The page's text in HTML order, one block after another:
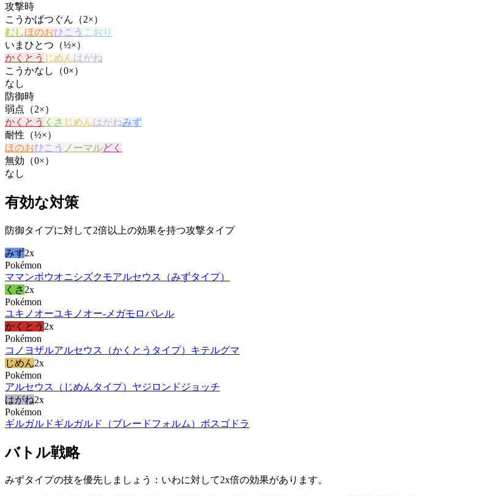
攻撃時
こうかばつぐん（2×）
むしほのおひこう こおり
いまひとつ（½×）
かくとう じめんはがね
こうかなし（0×）
なし
防御時
弱点（2×）
かくとう くさ じめんはがねみず
耐性（½×）
ほのおひこう ノーマルどく
無効（0×）
なし
有効な対策
防御タイプに対して2倍以上の効果を持つ攻撃タイプ
みず2x
Pokémon
ママンボウオニシズクモアルセウス（みずタイプ）
くさ 2x
Pokémon
ユキノオーユキノオー-メガモロバレル
かくとう 2x
Pokémon
コノヨザルアルセウス（かくとうタイプ） キテルグマ
じめん2x
Pokémon
アルセウス（じめんタイプ） ヤジロン ドジョッチ
はがね2x
Pokémon
ギルガルドギルガルド（ブレードフォルム） ボスゴドラ
バトル戦略
みずタイプの技を優先しましょう：いわに対して2x倍の効果があります。